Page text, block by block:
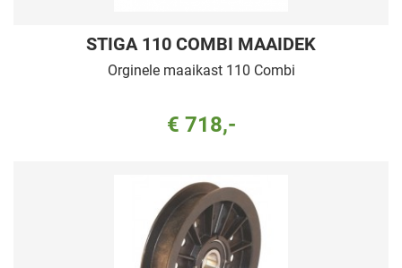
STIGA 110 COMBI MAAIDEK
Orginele maaikast 110 Combi
€ 718,-